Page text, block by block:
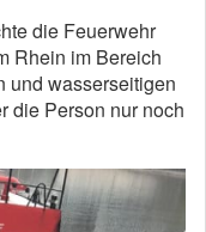
die Feuerwehr
Rhein im Bereich
und wasserseitigen
die Person nur noch